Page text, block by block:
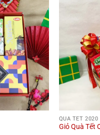
QUÀ TẾT 2020
Giỏ Quà Tết